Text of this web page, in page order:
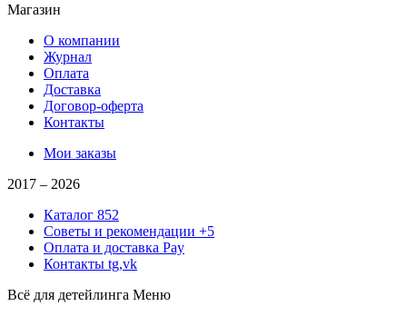
Магазин
О компании
Журнал
Оплата
Доставка
Договор-оферта
Контакты
Мои заказы
2017 – 2026
Каталог 852
Советы и рекомендации +5
Оплата и доставка Pay
Контакты tg,vk
Всё для детейлинга Меню